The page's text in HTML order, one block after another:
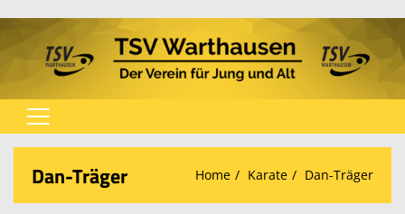
Home
Verein
Dan-Träger Home Karate Dan-Träger